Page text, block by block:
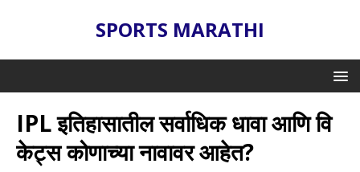
SPORTS MARATHI
IPL इतिहासातील सर्वाधिक धावा आणि वि
केट्स कोणाच्या नावावर आहेत?